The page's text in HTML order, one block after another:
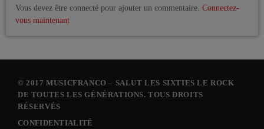
Vous devez être connecté pour ajouter un commentaire. Connectez-
vous maintenant
© 2017 MUSICFRANCO – SALUT LES SIXTIES LE ROCK
DE TOUTES LES GÉNÉRATIONS. TOUS DROITS
RÉSERVÉS
CONFIDENTIALITÉ